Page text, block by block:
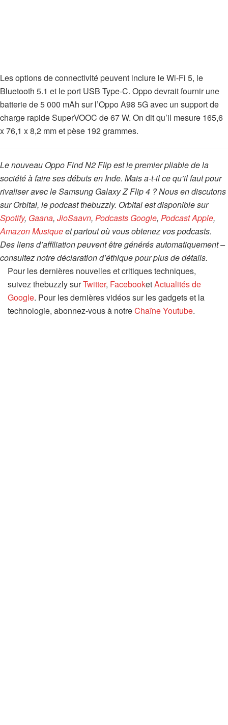
Les options de connectivité peuvent inclure le Wi-Fi 5, le
Bluetooth 5.1 et le port USB Type-C. Oppo devrait fournir une
batterie de 5 000 mAh sur l’Oppo A98 5G avec un support de
charge rapide SuperVOOC de 67 W. On dit qu’il mesure 165,6
x 76,1 x 8,2 mm et pèse 192 grammes.
Le nouveau Oppo Find N2 Flip est le premier pliable de la
société à faire ses débuts en Inde. Mais a-t-il ce qu’il faut pour
rivaliser avec le Samsung Galaxy Z Flip 4 ? Nous en discutons
sur Orbital, le podcast thebuzzly. Orbital est disponible sur
Spotify, Gaana, JioSaavn, Podcasts Google, Podcast Apple,
Amazon Musiqueet partout où vous obtenez vos podcasts.
Des liens d’affiliation peuvent être générés automatiquement –
consultez notre déclaration d’éthique pour plus de détails.
Pour les dernières nouvelles et critiques techniques,
suivez thebuzzly surTwitter, FacebooketActualités de
Google. Pour les dernières vidéos sur les gadgets et la
technologie, abonnez-vous à notreChaîne Youtube.